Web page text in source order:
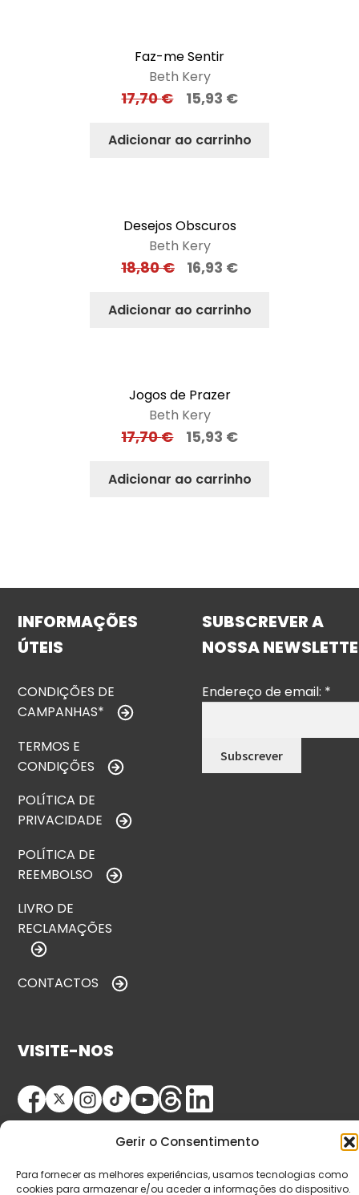
Gerir o Consentimento
Para fornecer as melhores experiências, usamos tecnologias como
cookies para armazenar e/ou aceder a informações do dispositivo.
Faz-me Sentir
Beth Kery
17,70€ 15,93 €
Adicionar ao carrinho
Desejos Obscuros
Beth Kery
18,80€ 16,93 €
Adicionar ao carrinho
Jogos de Prazer
Beth Kery
17,70€ 15,93 €
Adicionar ao carrinho
INFORMAÇÕES
ÚTEIS
CONDIÇÕES DE
CAMPANHAS*
TERMOS E
CONDIÇÕES
POLÍTICA DE
PRIVACIDADE
POLÍTICA DE
REEMBOLSO
LIVRO DE
RECLAMAÇÕES
CONTACTOS
SUBSCREVER A
NOSSA
Endereço de email: *
VISITE-NOS